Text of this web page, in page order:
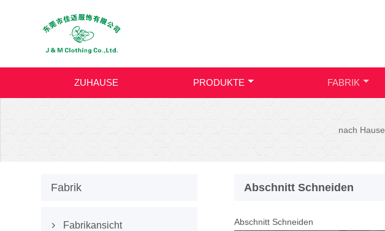
ZUHAUSE PRODUKTE FABRIK
nach Hause
Abschnitt Schneiden
Abschnitt Schneiden
Fabrik
 Fabrikansicht